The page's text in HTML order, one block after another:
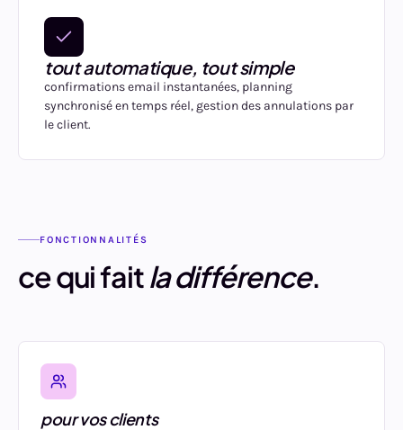
tout automatique, tout simple
confirmations email instantanées, planning
synchronisé en temps réel, gestion des annulations par
le client.
FONCTIONNALITÉS
ce qui faitla différence.
pour vos clients